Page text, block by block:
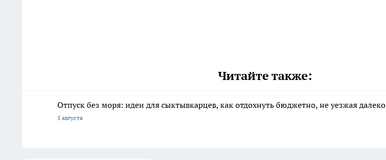
Читайте также:
Отпуск без моря: идеи для сыктывкарцев, как отдохнуть бюджетно, не уезжая далеко
5 августа